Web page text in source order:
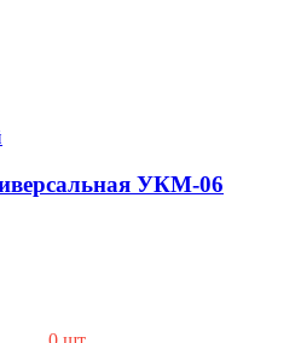
УКМ-06